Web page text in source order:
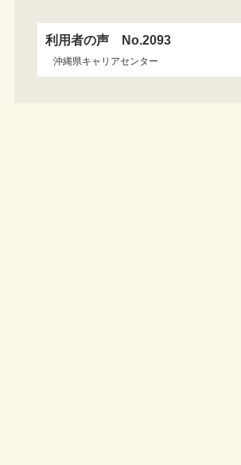
利用者の声 No.2093
沖縄県キャリアセンター